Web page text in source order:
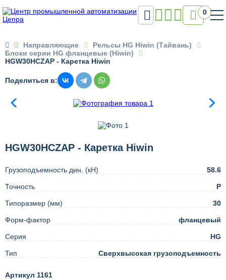
 0
 Направляющие
Рельсы HG Hiwin (Тайвань)
Блоки серии HG фланцевые (Hiwin)
HGW30HCZAP - Каретка Hiwin
Поделиться в:
HGW30HCZAP - Каретка Hiwin
Грузоподъемность дин. (кН) 58.6
Точность Р
Типоразмер (мм) 30
Форм-фактор фланцевый
Серия HG
Тип Сверхвысокая грузоподъемность
Артикул 1161